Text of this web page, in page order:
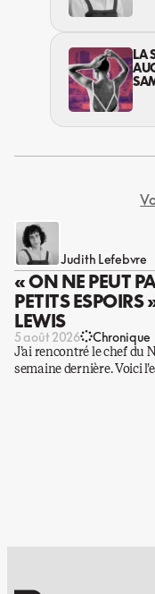
LA
Judith Lefebvre
« ON NE PEUT
PETITS ESPOIRS
LEWIS
5 août 2026 Chronique
J’ai rencontré le chef du
semaine dernière. Voici